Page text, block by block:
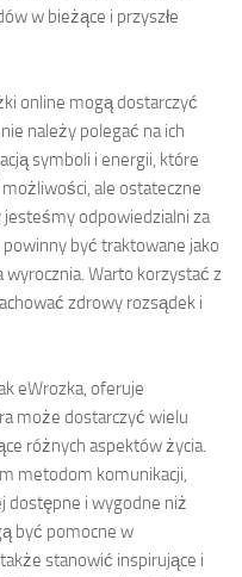
w bieżące i przyszłe
online mogą dostarczyć
należy polegać na ich
symboli i energii, które
ale ostateczne
jesteśmy odpowiedzialni za
być traktowane jako
Warto korzystać z
zdrowy rozsądek i
eWrozka, oferuje
może dostarczyć wielu
różnych aspektów życia.
metodom komunikacji,
dostępne i wygodne niż
być pomocne w
stanowić inspirujące i